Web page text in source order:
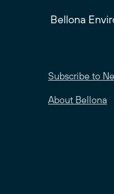
Bellona
Subscribe to
About Bellona